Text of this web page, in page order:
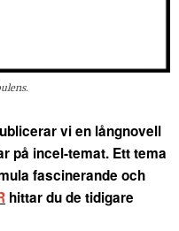
vi en långnovell
på incel-temat. Ett tema
fascinerande och
hittar du de tidigare